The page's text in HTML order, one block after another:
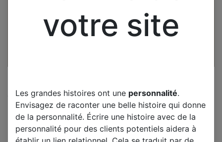
Cliquez pour ouvrir la vue développée.
POLAROID TKL39R4PR002
CARTE PRINCIPALE
votre site
Les grandes histoires ont une personnalité.
Envisagez de raconter une belle histoire qui donne
de la personnalité. Écrire une histoire avec de la
personnalité pour des clients potentiels aidera à